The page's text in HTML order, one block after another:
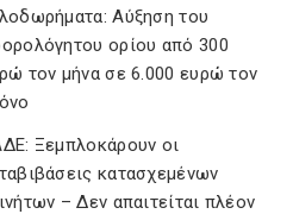
Αύξηση του
ορίου από 300
τον μήνα σε 6.000 ευρώ τον
Ξεμπλοκάρουν οι
κατασχεμένων
– Δεν απαιτείται πλέον